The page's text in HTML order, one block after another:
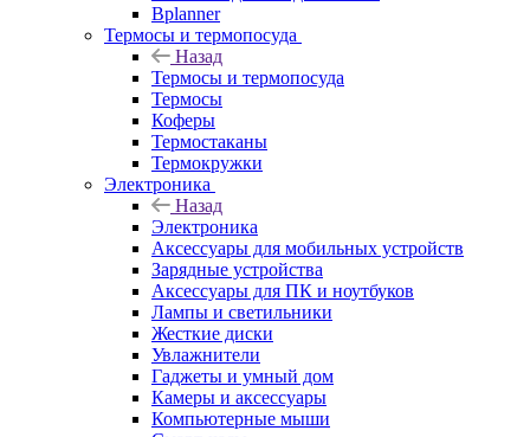
Bplanner
Термосы и термопосуда
Назад
Термосы и термопосуда
Термосы
Коферы
Термостаканы
Термокружки
Электроника
Назад
Электроника
Аксессуары для мобильных устройств
Зарядные устройства
Аксессуары для ПК и ноутбуков
Лампы и светильники
Жесткие диски
Увлажнители
Гаджеты и умный дом
Камеры и аксессуары
Компьютерные мыши